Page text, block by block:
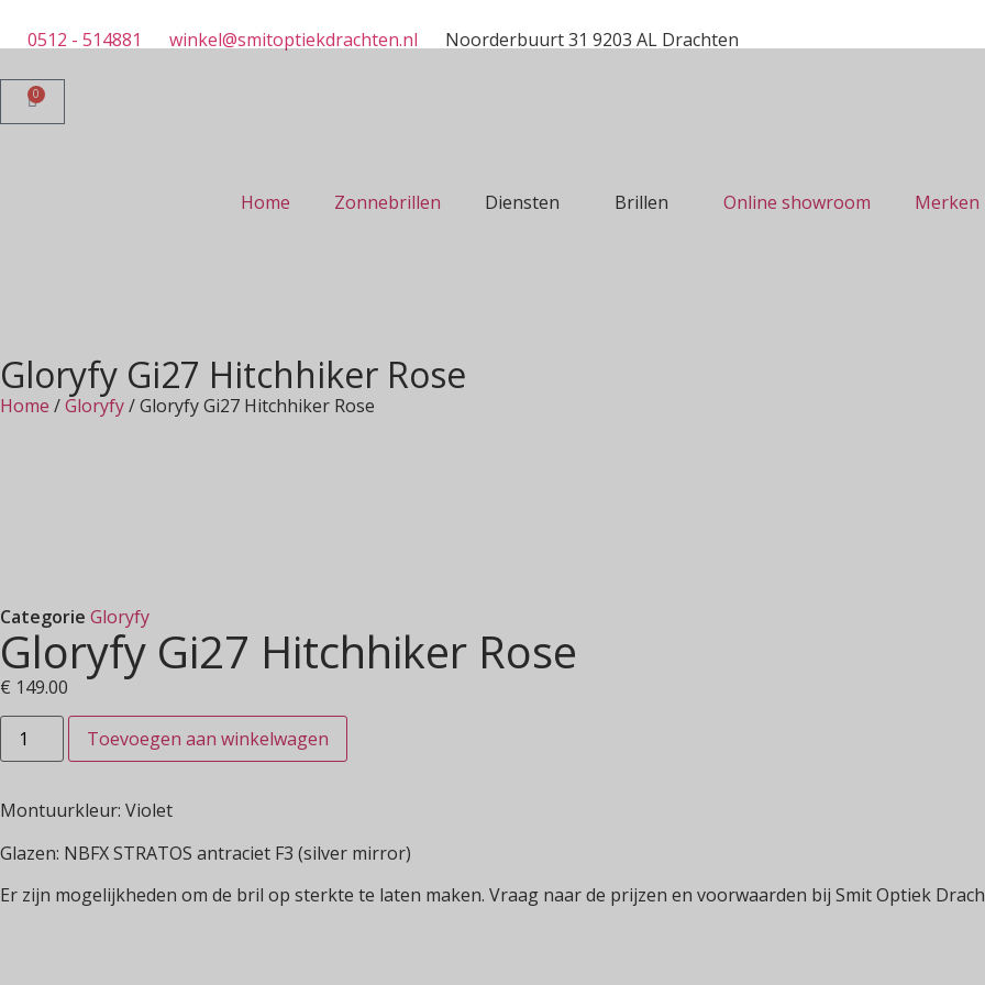
0512 - 514881 winkel@smitoptiekdrachten.nl Noorderbuurt 31 9203 AL Drachten
0
Home Zonnebrillen Diensten Brillen Online showroom Merken
Gloryfy Gi27 Hitchhiker Rose
Home /Gloryfy/ Gloryfy Gi27 Hitchhiker Rose
Categorie Gloryfy
Gloryfy Gi27 Hitchhiker Rose
€ 149.00
Toevoegen aan winkelwagen
Montuurkleur: Violet
Glazen: NBFX STRATOS antraciet F3 (silver mirror)
Er zijn mogelijkheden om de bril op sterkte te laten maken. Vraag naar de prijzen en voorwaarden bij Smit Optiek